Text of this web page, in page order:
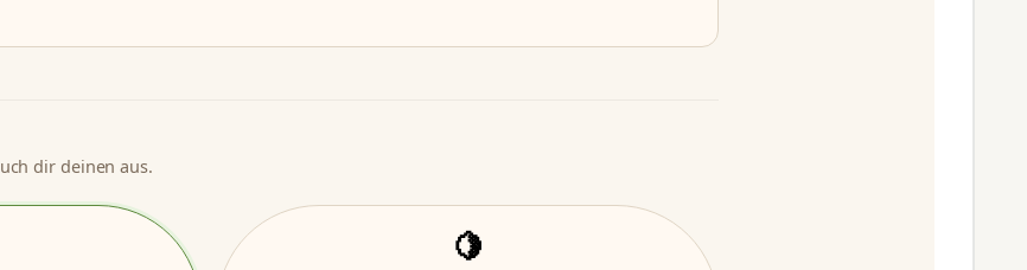
dir deinen aus.
🍋